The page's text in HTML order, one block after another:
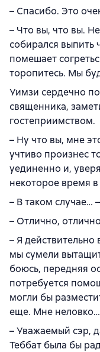
– Спасибо. Это
– Что вы, что вы.
собирался
помешает
торопитесь. Мы
Уимзи сердечно
священника,
гостеприимством.
– Ну что вы, мне
учтиво произнес
уединенно и,
некоторое время
– В таком случае…
– Отлично,
– Я
мы сумели
боюсь, передняя
потребуется
могли бы
еще. Мне неловко…
– Уважаемый сэр,
Теббат была бы